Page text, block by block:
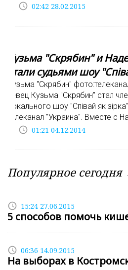
access_time 02:42 28.02.2015
Кузьма "Скрябин" и
стали судьями шоу
Кузьма "Скрябин"
певец Кузьма "Скрябин" стал
вокального шоу "Співай як
телеканал "Украина". Вместе с
access_time 01:21 04.12.2014
Популярное сегодня
access_time 15:24 27.06.2015
5 способов помочь
access_time 06:36 14.09.2015
На выборах в